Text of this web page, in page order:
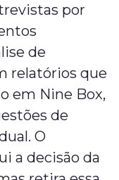
por
de
relatórios que
em Nine Box,
de
O
a decisão da